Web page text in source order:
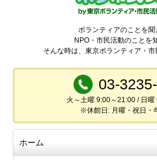
ボランティアのことを聞
NPO・市民活動のことを
そんな時は、東京ボランティア・市
03-
火～土曜 9:00～21:00 / 日
※休館日: 月曜・祝日・
ホーム